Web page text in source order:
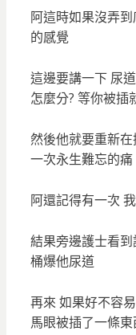
阿這時如果沒弄
的感覺
這邊要講一下 尿
怎麼分? 等你被插
然後他就要重新
一次永生難忘的痛
阿還記得有一次
結果旁邊護士看
桶爆他尿道
再來 如果好不容
馬眼被插了一條東